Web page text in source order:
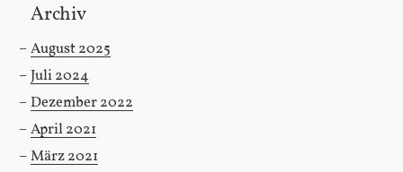
Archiv
August 2025
Juli 2024
Dezember 2022
April 2021
März 2021